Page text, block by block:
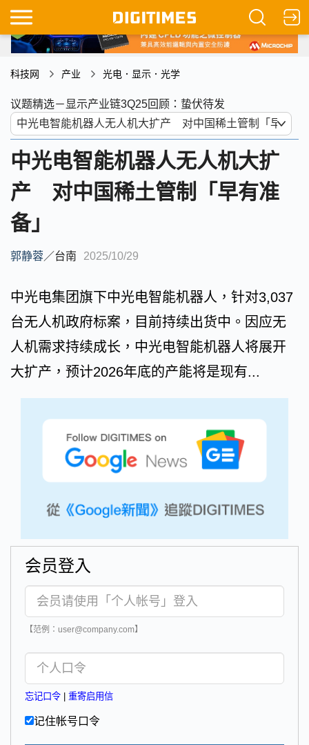
科技网 产业 光电．显示．光学
议题精选－显示产业链3Q25回顾：蛰伏待发
中光电智能机器人无人机大扩
产 对中国稀土管制「早有准
备」
郭静蓉／台南 2025/10/29
中光电集团旗下中光电智能机器人，针对3,037
台无人机政府标案，目前持续出货中。因应无
人机需求持续成长，中光电智能机器人将展开
大扩产，预计2026年底的产能将是现有...
会员登入
【范例：user@company.com】
忘记口令 重寄启用信
记住帐号口令